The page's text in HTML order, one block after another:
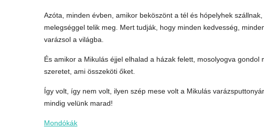
Azóta, minden évben, amikor beköszönt a tél és hópelyhek
melegséggel telik meg. Mert tudják, hogy minden kedvesség,
varázsol a világba.
És amikor a Mikulás éjjel elhalad a házak felett, mosolyogva
szeretet, ami összeköti őket.
Így volt, így nem volt, ilyen szép mese volt a Mikulás
mindig velünk marad!
Mondókák